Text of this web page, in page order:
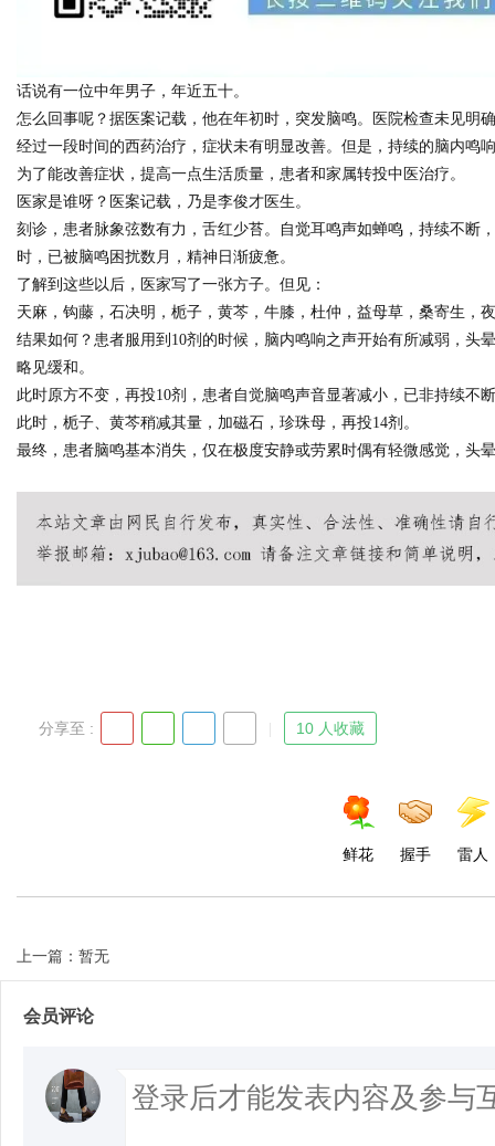
ar
d
话说有一位中年男子，年近五十。
怎么回事呢？据医案记载，他在年初时，突发脑鸣。医院检查未见明
经过一段时间的西药治疗，症状未有明显改善。但是，持续的脑内鸣
为了能改善症状，提高一点生活质量，患者和家属转投中医治疗。
医家是谁呀？医案记载，乃是李俊才医生。
刻诊，患者脉象弦数有力，舌红少苔。自觉耳鸣声如蝉鸣，持续不断
时，已被脑鸣困扰数月，精神日渐疲惫。
了解到这些以后，医家写了一张方子。但见：
天麻，钩藤，石决明，栀子，黄芩，牛膝，杜仲，益母草，桑寄生，
结果如何？患者服用到10剂的时候，脑内鸣响之声开始有所减弱，头
略见缓和。
此时原方不变，再投10剂，患者自觉脑鸣声音显著减小，已非持续不
此时，栀子、黄芩稍减其量，加磁石，珍珠母，再投14剂。
最终，患者脑鸣基本消失，仅在极度安静或劳累时偶有轻微感觉，头
分享至 : 10 人收藏
鲜花 握手 雷人
上一篇：暂无
会员评论